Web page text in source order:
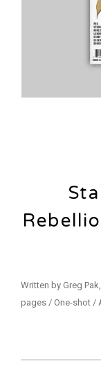
Written by Greg
pages / One-shot /